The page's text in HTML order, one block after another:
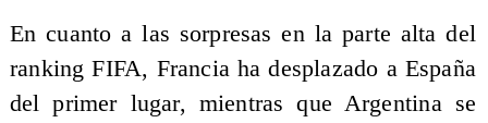
En cuanto a las sorpresas en la parte alta del
ranking FIFA, Francia ha desplazado a España
del primer lugar, mientras que Argentina se